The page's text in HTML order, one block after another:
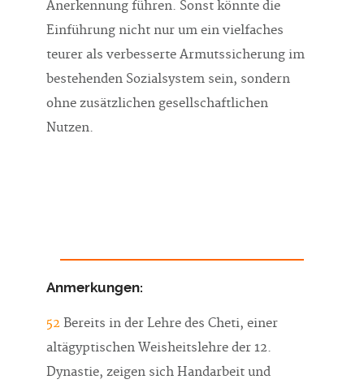
Anerkennung führen. Sonst könnte die
Einführung nicht nur um ein vielfaches
teurer als verbesserte Armutssicherung im
bestehenden Sozialsystem sein, sondern
ohne zusätzlichen gesellschaftlichen
Nutzen.
Anmerkungen:
52Bereits in der Lehre des Cheti, einer
altägyptischen Weisheitslehre der 12.
Dynastie, zeigen sich Handarbeit und